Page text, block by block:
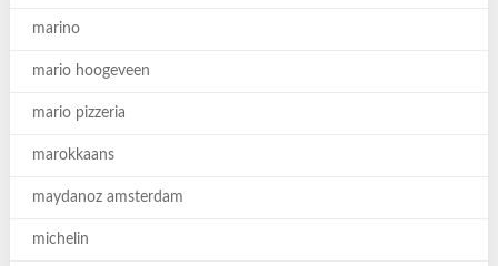
marino
mario hoogeveen
mario pizzeria
marokkaans
maydanoz amsterdam
michelin